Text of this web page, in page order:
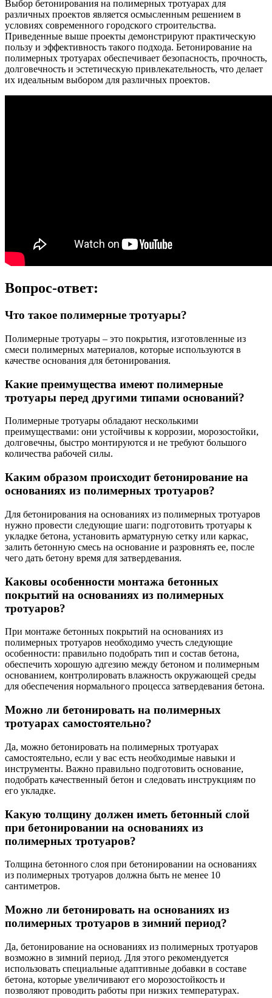
Выбор бетонирования на полимерных тротуарах для
различных проектов является осмысленным решением в
условиях современного городского строительства.
Приведенные выше проекты демонстрируют практическую
пользу и эффективность такого подхода. Бетонирование на
полимерных тротуарах обеспечивает безопасность, прочность,
долговечность и эстетическую привлекательность, что делает
их идеальным выбором для различных проектов.
Вопрос-ответ:
Что такое полимерные тротуары?
Полимерные тротуары – это покрытия, изготовленные из
смеси полимерных материалов, которые используются в
качестве основания для бетонирования.
Какие преимущества имеют полимерные
тротуары перед другими типами оснований?
Полимерные тротуары обладают несколькими
преимуществами: они устойчивы к коррозии, морозостойки,
долговечны, быстро монтируются и не требуют большого
количества рабочей силы.
Каким образом происходит бетонирование на
основаниях из полимерных тротуаров?
Для бетонирования на основаниях из полимерных тротуаров
нужно провести следующие шаги: подготовить тротуары к
укладке бетона, установить арматурную сетку или каркас,
залить бетонную смесь на основание и разровнять ее, после
чего дать бетону время для затвердевания.
Каковы особенности монтажа бетонных
покрытий на основаниях из полимерных
тротуаров?
При монтаже бетонных покрытий на основаниях из
полимерных тротуаров необходимо учесть следующие
особенности: правильно подобрать тип и состав бетона,
обеспечить хорошую адгезию между бетоном и полимерным
основанием, контролировать влажность окружающей среды
для обеспечения нормального процесса затвердевания бетона.
Можно ли бетонировать на полимерных
тротуарах самостоятельно?
Да, можно бетонировать на полимерных тротуарах
самостоятельно, если у вас есть необходимые навыки и
инструменты. Важно правильно подготовить основание,
подобрать качественный бетон и следовать инструкциям по
его укладке.
Какую толщину должен иметь бетонный слой
при бетонировании на основаниях из
полимерных тротуаров?
Толщина бетонного слоя при бетонировании на основаниях
из полимерных тротуаров должна быть не менее 10
сантиметров.
Можно ли бетонировать на основаниях из
полимерных тротуаров в зимний период?
Да, бетонирование на основаниях из полимерных тротуаров
возможно в зимний период. Для этого рекомендуется
использовать специальные адаптивные добавки в составе
бетона, которые увеличивают его морозостойкость и
позволяют проводить работы при низких температурах.